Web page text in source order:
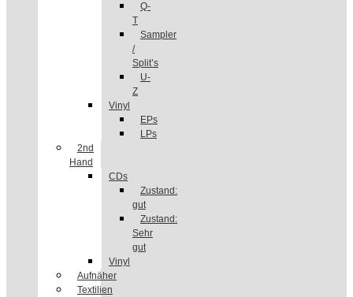
Q-
T
Sampler
/
Split’s
U-
Z
Vinyl
EPs
LPs
2nd
Hand
CDs
Zustand:
gut
Zustand:
Sehr
gut
Vinyl
Aufnäher
Textilien